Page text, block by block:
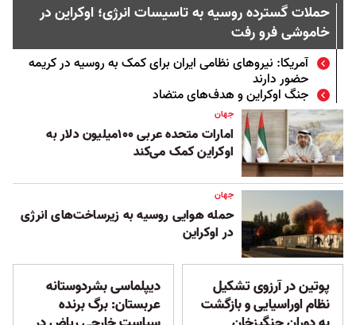
حملات گسترده روسیه به تاسیسات انرژی؛ اوکراین در
خاموشی فرو رفت
آمریکا: نیروهای نظامی ایران برای کمک به روسیه در کریمه
حضور دارند
جنگ اوکراین و هدف‌های متضاد
جهان
امارات متحده عربی ۱۰۰میلیون دلار به
اوکراین کمک می‌کند
جهان
حمله هوایی روسیه به زیرساخت‌های انرژی
در اوکراین
پوتین در آرزوی تشکیل
نظام اوراسیایی و بازگشت
دیپلماسی بشردوستانه
عربستان: برگ برنده